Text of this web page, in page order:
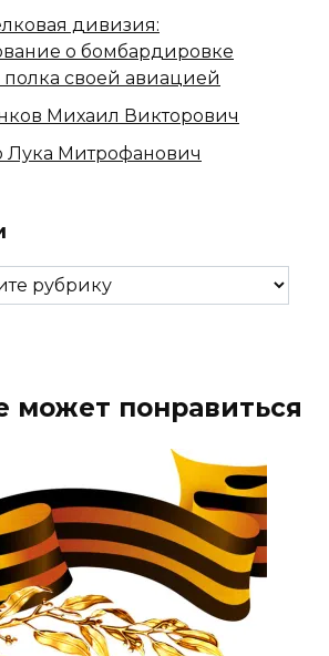
дивизия:
о бомбардировке
своей авиацией
Михаил Викторович
Лука Митрофанович
может понравиться